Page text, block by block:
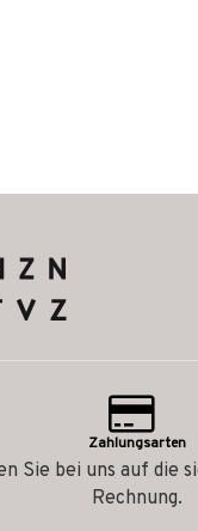
Zahlungsarten
Sie bei uns auf die
Rechnung.